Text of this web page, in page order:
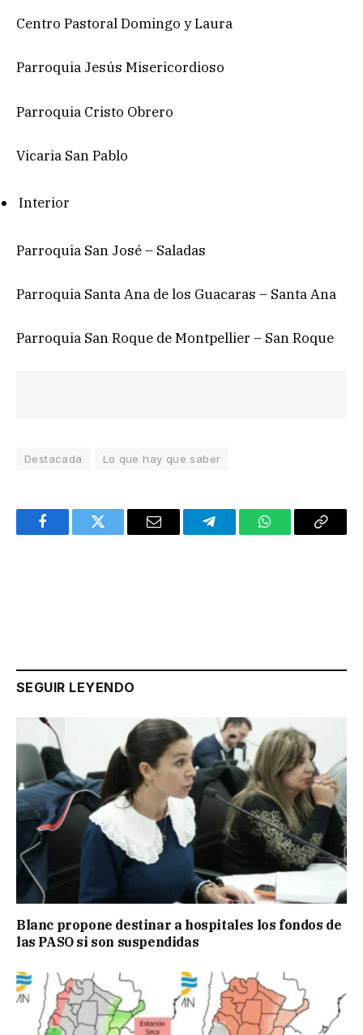
Centro Pastoral Domingo y Laura
Parroquia Jesús Misericordioso
Parroquia Cristo Obrero
Vicaria San Pablo
Interior
Parroquia San José – Saladas
Parroquia Santa Ana de los Guacaras – Santa Ana
Parroquia San Roque de Montpellier – San Roque
Destacada Lo que hay que saber
FacebookTwitter Email TelegramWhatsAppCopy
SEGUIR LEYENDO
Blanc propone destinar a hospitales los fondos de
las PASO si son suspendidas